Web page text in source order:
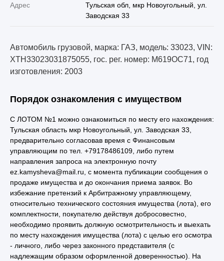
Адрес
Тульская обл, мкр Новоугольный, ул.
Заводская 33
Автомобиль грузовой, марка: ГАЗ, модель: 33023, VIN:
XTH33023031875055, гос. рег. номер: М619ОС71, год
изготовления: 2003
Порядок ознакомления с имуществом
С ЛОТОМ №1 можно ознакомиться по месту его нахождения:
Тульская область мкр Новоугольный, ул. Заводская 33,
предварительно согласовав время с Финансовым
управляющим по тел. +79178486109, либо путем
направления запроса на электронную почту
ez.kamysheva@mail.ru, с момента публикации сообщения о
продаже имущества и до окончания приема заявок. Во
избежание претензий к Арбитражному управляющему,
относительно технического состояния имущества (лота), его
комплектности, покупателю действуя добросовестно,
необходимо проявить должную осмотрительность и выехать
по месту нахождения имущества (лота) с целью его осмотра
- личного, либо через законного представителя (с
надлежащим образом оформленной доверенностью). На